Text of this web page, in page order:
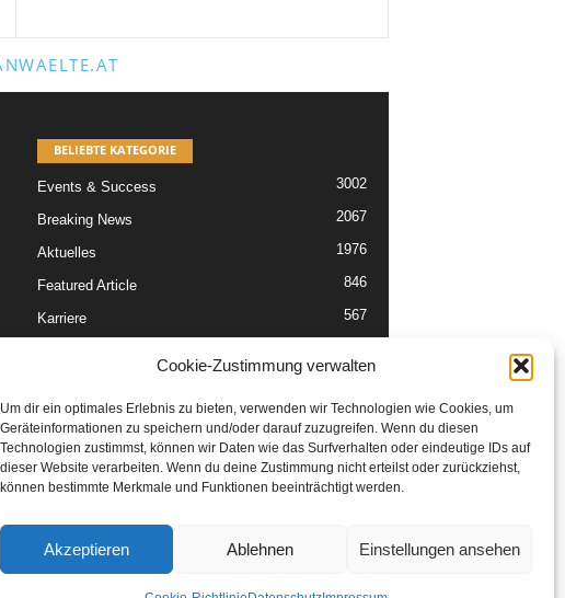
Cookie-Zustimmung verwalten
Um dir ein optimales Erlebnis zu bieten, verwenden wir Technologien wie Cookies, um
Geräteinformationen zu speichern und/oder darauf zuzugreifen. Wenn du diesen
Technologien zustimmst, können wir Daten wie das Surfverhalten oder eindeutige IDs auf
dieser Website verarbeiten. Wenn du deine Zustimmung nicht erteilst oder zurückziehst,
können bestimmte Merkmale und Funktionen beeinträchtigt werden.
Akzeptieren Ablehnen Einstellungen ansehen
BELIEBTE KATEGORIE
Events & Success 3002
Breaking News 2067
Aktuelles 1976
Featured Article 846
Karriere 567